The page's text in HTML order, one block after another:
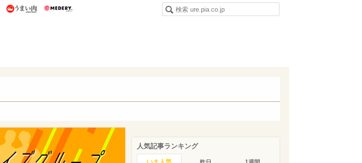
うまいパン うまい肉
人気記事ランキング